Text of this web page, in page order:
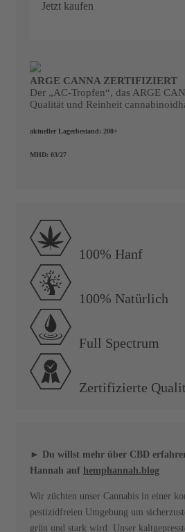
SALE
Jetzt kaufen
ARGE CANNA ZERTIFIZIERT
Der „AC-Tropfen“, das ARGE
Qualität und Reinheit
aktueller Lagerbestand: 200+
MHD: 03/27
100% Hanf
100% Natürlich
Full Spectrum
Zertifizierte
► Du willst mehr über CBD
Hannah auf hemphannah.blog
Wir züchten unser Cannabis in einer
pestizidfreien Umgebung um
grün und stark wird. Unser